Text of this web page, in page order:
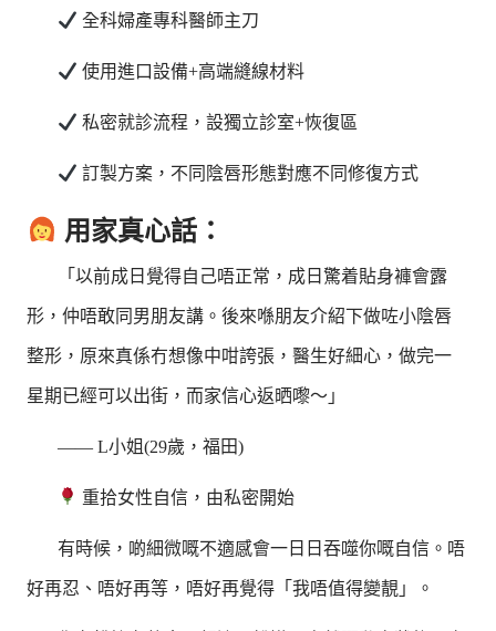
全科婦產專科醫師主刀
使用進口設備+高端縫線材料
私密就診流程，設獨立診室+恢復區
訂製方案，不同陰唇形態對應不同修復方式
用家真心話：
「以前成日覺得自己唔正常，成日驚着貼身褲會露
形，仲唔敢同男朋友講。後來喺朋友介紹下做咗小陰唇
整形，原來真係冇想像中咁誇張，醫生好細心，做完一
星期已經可以出街，而家信心返晒嚟～」
—— L小姐(29歲，福田)
重拾女性自信，由私密開始
有時候，啲細微嘅不適感會一日日吞噬你嘅自信。唔
好再忍、唔好再等，唔好再覺得「我唔值得變靚」。